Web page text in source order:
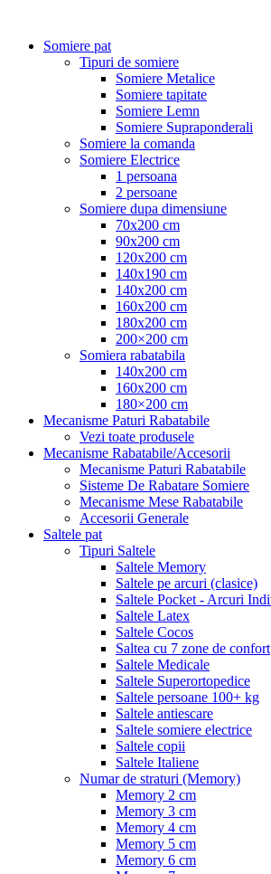
Somiere pat
Tipuri de somiere
Somiere Metalice
Somiere tapitate
Somiere Lemn
Somiere Supraponderali
Somiere la comanda
Somiere Electrice
1 persoana
2 persoane
Somiere dupa dimensiune
70x200 cm
90x200 cm
120x200 cm
140x190 cm
140x200 cm
160x200 cm
180x200 cm
200×200 cm
Somiera rabatabila
140x200 cm
160x200 cm
180×200 cm
Mecanisme Paturi Rabatabile
Vezi toate produsele
Mecanisme Rabatabile/Accesorii
Mecanisme Paturi Rabatabile
Sisteme De Rabatare Somiere
Mecanisme Mese Rabatabile
Accesorii Generale
Saltele pat
Tipuri Saltele
Saltele Memory
Saltele pe arcuri (clasice)
Saltele Pocket - Arcuri
Saltele Latex
Saltele Cocos
Saltea cu 7 zone de confort
Saltele Medicale
Saltele Superortopedice
Saltele persoane 100+ kg
Saltele antiescare
Saltele somiere electrice
Saltele copii
Saltele Italiene
Numar de straturi (Memory)
Memory 2 cm
Memory 3 cm
Memory 4 cm
Memory 5 cm
Memory 6 cm